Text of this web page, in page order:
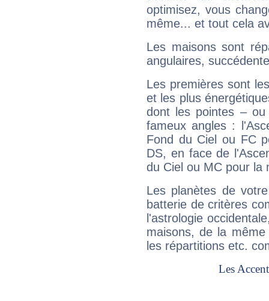
optimisez, vous
même... et tout cela
Les maisons sont
angulaires,
Les premières sont
et les plus
dont les pointes –
fameux angles :
Fond du Ciel ou FC
DS, en face de
du Ciel ou MC pour la
Les planètes de
batterie de critères
l'astrologie
maisons, de la
les répartitions etc.